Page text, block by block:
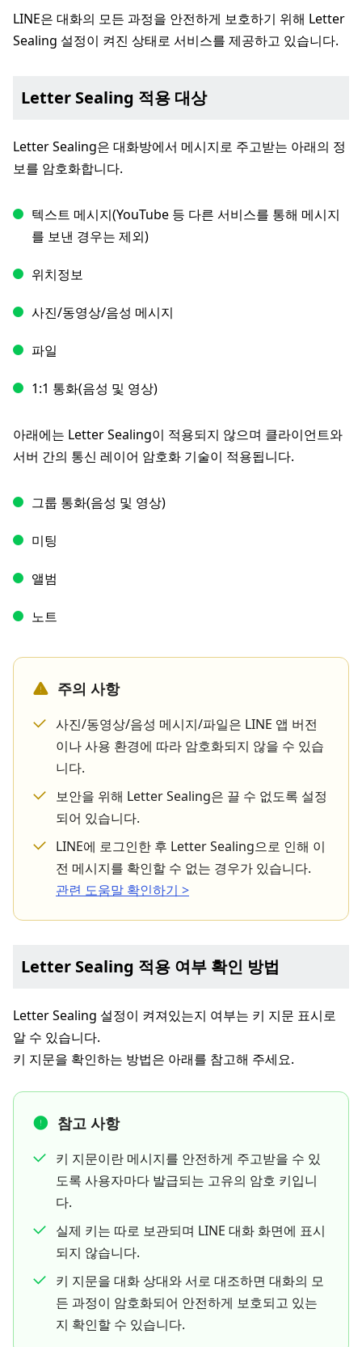
LINE은 대화의 모든 과정을 안전하게 보호하기 위해 Letter
Sealing 설정이 켜진 상태로 서비스를 제공하고 있습니다.
Letter Sealing 적용 대상
Letter Sealing은 대화방에서 메시지로 주고받는 아래의 정
보를 암호화합니다.
텍스트 메시지(YouTube 등 다른 서비스를 통해 메시지
를 보낸 경우는 제외)
위치정보
사진/동영상/음성 메시지
파일
1:1 통화(음성 및 영상)
아래에는 Letter Sealing이 적용되지 않으며 클라이언트와
서버 간의 통신 레이어 암호화 기술이 적용됩니다.
그룹 통화(음성 및 영상)
미팅
앨범
노트
주의 사항
사진/동영상/음성 메시지/파일은 LINE 앱 버전
이나 사용 환경에 따라 암호화되지 않을 수 있습
니다.
보안을 위해 Letter Sealing은 끌 수 없도록 설정
되어 있습니다.
LINE에 로그인한 후 Letter Sealing으로 인해 이
전 메시지를 확인할 수 없는 경우가 있습니다.
관련 도움말 확인하기 >
Letter Sealing 적용 여부 확인 방법
Letter Sealing 설정이 켜져있는지 여부는 키 지문 표시로
알 수 있습니다.
키 지문을 확인하는 방법은 아래를 참고해 주세요.
참고 사항
키 지문이란 메시지를 안전하게 주고받을 수 있
도록 사용자마다 발급되는 고유의 암호 키입니
다.
실제 키는 따로 보관되며 LINE 대화 화면에 표시
되지 않습니다.
키 지문을 대화 상대와 서로 대조하면 대화의 모
든 과정이 암호화되어 안전하게 보호되고 있는
지 확인할 수 있습니다.